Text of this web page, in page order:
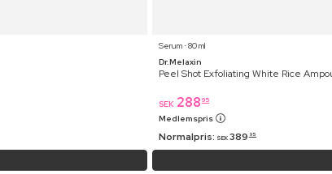
Serum ⋅ 80 ml
Dr.Melaxin
Peel Shot Exfoliating White Rice
SEK 288 95
Medlemspris
Normalpris: SEK 389 95